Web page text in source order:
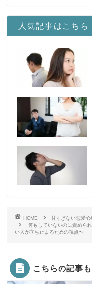
人気記事はこちら
HOME
甘すぎない恋愛心
何もしていないのに責めら
い人が立ち止まるための視点〜
こちらの記事も